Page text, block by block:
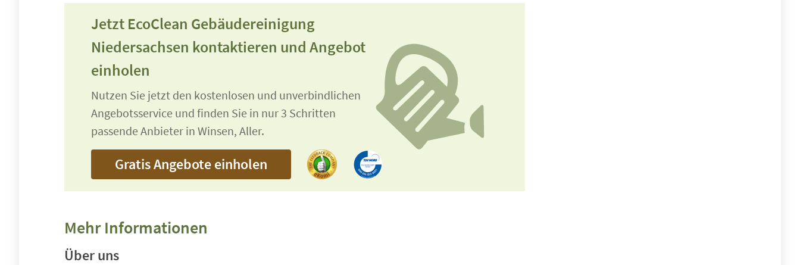
Jetzt EcoClean Gebäudereinigung
Niedersachsen kontaktieren und Angebot
einholen
Nutzen Sie jetzt den kostenlosen und unverbindlichen
Angebotsservice und finden Sie in nur 3 Schritten
passende Anbieter in Winsen, Aller.
Gratis Angebote einholen
Mehr Informationen
Über uns